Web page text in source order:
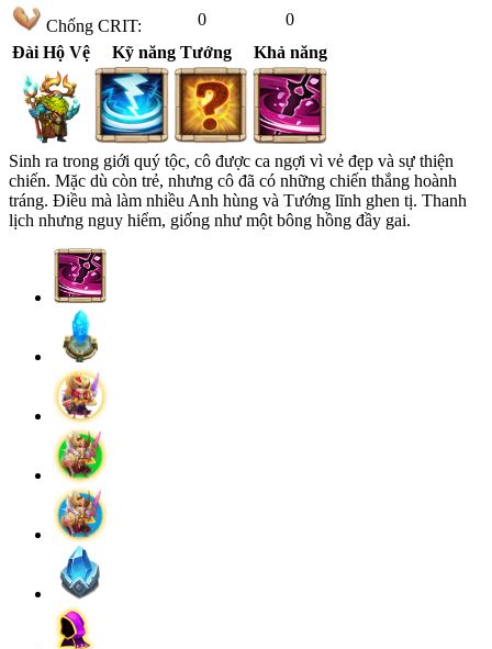
Chống CRIT: 0
0
Đài Hộ Vệ
Kỹ năng Tướng Khả năng
Sinh ra trong giới quý tộc, cô được ca ngợi vì vẻ đẹp và sự thiện
chiến. Mặc dù còn trẻ, nhưng cô đã có những chiến thắng hoành
tráng. Điều mà làm nhiều Anh hùng và Tướng lĩnh ghen tị. Thanh
lịch nhưng nguy hiểm, giống như một bông hồng đầy gai.